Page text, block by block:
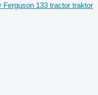
Ferguson 133 tractor traktor